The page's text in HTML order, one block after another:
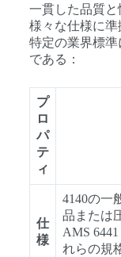
一貫した品質と
様々な仕様に準
特定の業界標
である：
プ
ロ
パ
テ
ィ
仕
様
4140の一
品または
AMS
れらの規